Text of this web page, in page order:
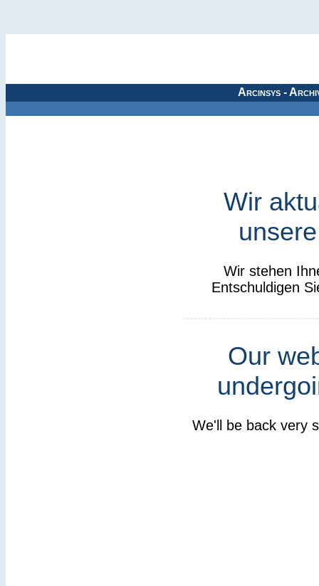
Arcinsys -
Wir
Wir stehen
Entschuldigen
Our
We'll be back very